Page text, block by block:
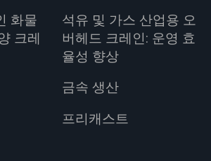
화물
크레
석유 및 가스 산업용 오
버헤드 크레인: 운영 효
율성 향상
금속 생산
프리캐스트